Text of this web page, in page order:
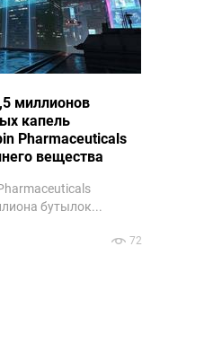
миллионов
капель
Pharmaceuticals
вещества
бутылок...
72